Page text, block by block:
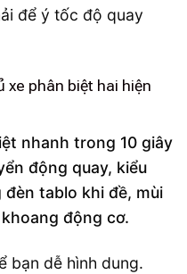
để ý tốc độ quay
xe phân biệt hai hiện
nhanh trong 10 giây
động quay, kiểu
tablo khi đề, mùi
động cơ.
bạn dễ hình dung.